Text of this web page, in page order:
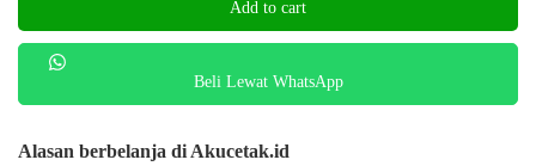
Alphabet
quantity
Add to cart
Beli Lewat WhatsApp
Alasan berbelanja di Akucetak.id